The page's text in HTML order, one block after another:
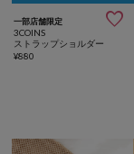
一部店舗限定 
3COINS
ストラップショルダー
¥880